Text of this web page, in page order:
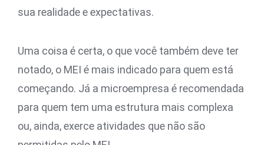
sua realidade e expectativas.
Uma coisa é certa, o que você também deve ter
notado, o MEI é mais indicado para quem está
começando. Já a microempresa é recomendada
para quem tem uma estrutura mais complexa
ou, ainda, exerce atividades que não são